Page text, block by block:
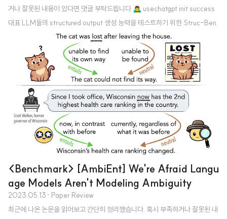
거나 잘못된 내용이 있다면 댓글 부탁드립니다 🙇‍♂️ usechatgpt init success
대표 LLM들의 structured output 생성 능력을 테스트하기 위한 Struc-Ben
ch를 제안. FormatCoT(Chain of Thought)를 활용하여 format instructio
n을 생성. 여섯 개 관점에서 모델의 능력을 나타내는 ability map 제시. 배경
(벌써 몇 주째 같은 이야기로 리뷰를 시작하는 것 같은데.. 😅) 최근 LLM이 다
방면으로 엄청난 퍼포먼스를 보여주는 것은 사실이지만, 특정 분야나 태스크에
대해서는 여전히 뚜렷한 한계를 보여주고 있습니다. 그중 가장 대표적인 것 중
하나가 struct..
<Benchmark> [AmbiEnt] We're Afraid Langu
age Models Aren't Modeling Ambiguity
2023.05.13 · Paper Review
최근에 나온 논문을 읽어보고 간단히 정리했습니다. 혹시 부족하거나 잘못된 내